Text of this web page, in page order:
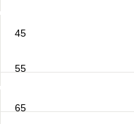
45
55
65